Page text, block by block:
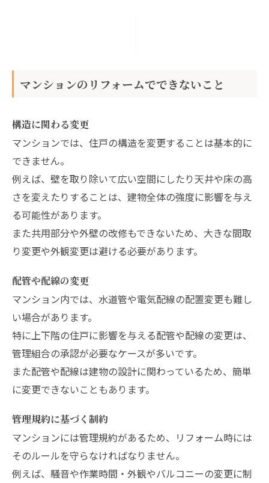
マンションのリフォームでできないこと
構造に関わる変更
マンションでは、住戸の構造を変更することは基本的に
できません。
例えば、壁を取り除いて広い空間にしたり天井や床の高
さを変えたりすることは、建物全体の強度に影響を与え
る可能性があります。
また共用部分や外壁の改修もできないため、大きな間取
り変更や外観変更は避ける必要があります。
配管や配線の変更
マンション内では、水道管や電気配線の配置変更も難し
い場合があります。
特に上下階の住戸に影響を与える配管や配線の変更は、
管理組合の承認が必要なケースが多いです。
また配管や配線は建物の設計に関わっているため、簡単
に変更できないこともあります。
管理規約に基づく制約
マンションには管理規約があるため、リフォーム時には
そのルールを守らなければなりません。
例えば、騒音や作業時間・外観やバルコニーの変更に制